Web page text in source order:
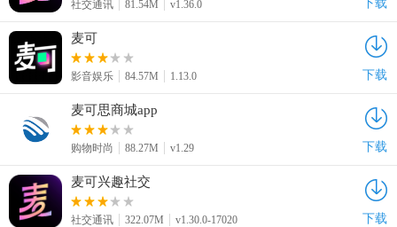
社交通讯 81.54M v1.36.0 下载
麦可
影音娱乐 84.57M 1.13.0 下载
麦可思商城app
购物时尚 88.27M v1.29 下载
麦可兴趣社交
社交通讯 322.07M v1.30.0-17020 下载